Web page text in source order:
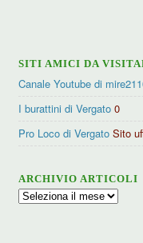
SITI AMICI DA
Canale Youtube di
I burattini di Vergato 0
Pro Loco di Vergato Sito
ARCHIVIO ARTICOLI
Archivio